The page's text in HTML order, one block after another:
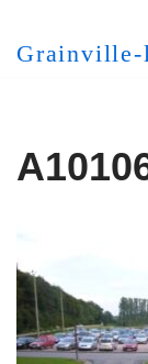
Grainville-